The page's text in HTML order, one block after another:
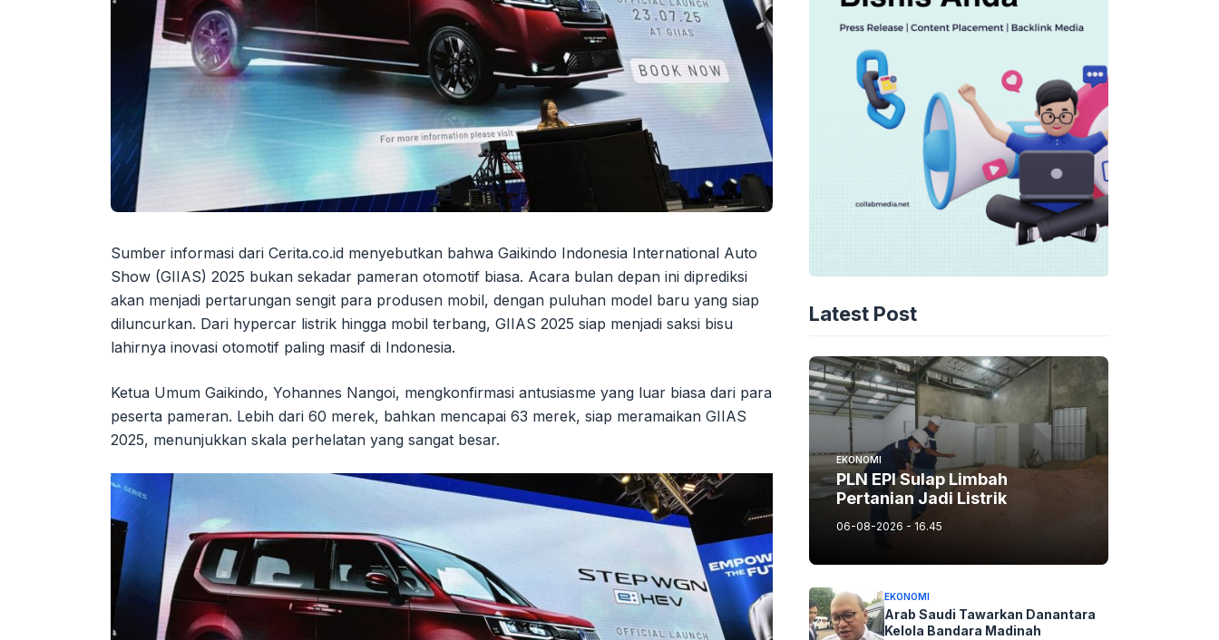
Sumber informasi dari Cerita.co.id menyebutkan bahwa Gaikindo Indonesia International Auto
Show (GIIAS) 2025 bukan sekadar pameran otomotif biasa. Acara bulan depan ini diprediksi
akan menjadi pertarungan sengit para produsen mobil, dengan puluhan model baru yang siap
diluncurkan. Dari hypercar listrik hingga mobil terbang, GIIAS 2025 siap menjadi saksi bisu
lahirnya inovasi otomotif paling masif di Indonesia.
Ketua Umum Gaikindo, Yohannes Nangoi, mengkonfirmasi antusiasme yang luar biasa dari para
peserta pameran. Lebih dari 60 merek, bahkan mencapai 63 merek, siap meramaikan GIIAS
2025, menunjukkan skala perhelatan yang sangat besar.
Latest Post
EKONOMI
PLN EPI Sulap Limbah
Pertanian Jadi Listrik
06-08-2026 - 16.45
EKONOMI
Arab Saudi Tawarkan Danantara
Kelola Bandara Madinah